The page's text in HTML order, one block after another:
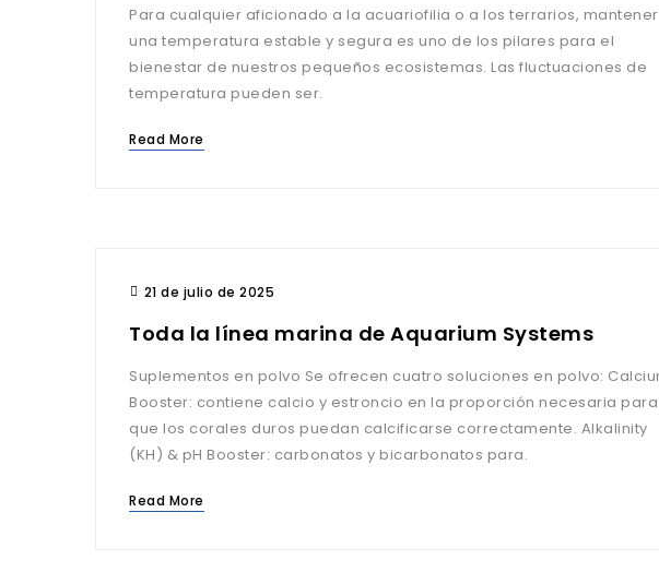
Para cualquier aficionado a la acuariofilia o a los terrarios, mantener
una temperatura estable y segura es uno de los pilares para el
bienestar de nuestros pequeños ecosistemas. Las fluctuaciones de
temperatura pueden ser.
Read More
21 de julio de 2025
Toda la línea marina de Aquarium Systems
Suplementos en polvo Se ofrecen cuatro soluciones en polvo: Calcium
Booster: contiene calcio y estroncio en la proporción necesaria para
que los corales duros puedan calcificarse correctamente. Alkalinity
(KH) & pH Booster: carbonatos y bicarbonatos para.
Read More